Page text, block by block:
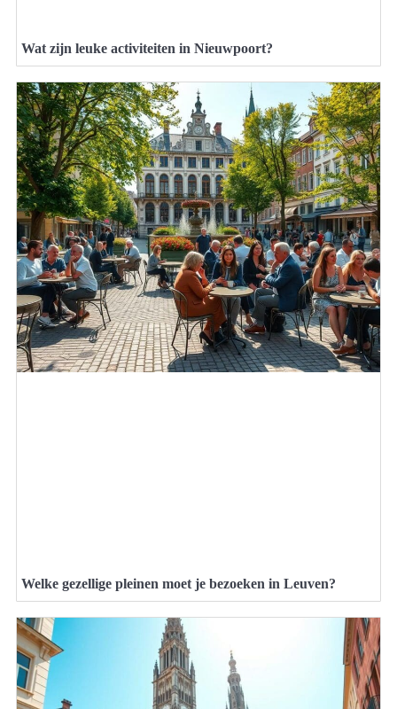
Wat zijn leuke activiteiten in Nieuwpoort?
Welke gezellige pleinen moet je bezoeken in Leuven?